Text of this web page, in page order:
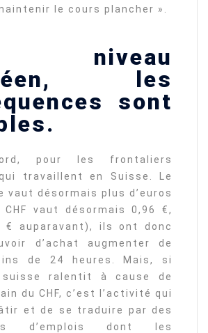
le cours plancher ».
niveau
les
sont
pour les frontaliers
travaillent en Suisse. Le
vaut désormais plus d’euros
CHF vaut désormais 0,96 €,
€ auparavant), ils ont donc
d’achat augmenter de
de 24 heures. Mais, si
suisse ralentit à cause de
du CHF, c’est l’activité qui
et de se traduire par des
d’emplois dont les